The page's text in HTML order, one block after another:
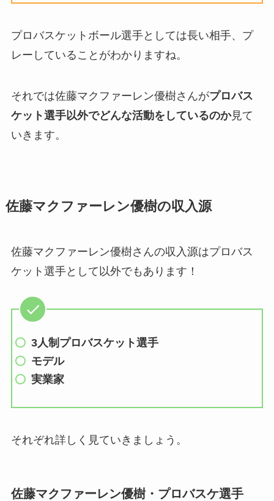
プロバスケットボール選手としては長い相手、プ
レーしていることがわかりますね。
それでは佐藤マクファーレン優樹さんがプロバス
ケット選手以外でどんな活動をしているのか見て
いきます。
佐藤マクファーレン優樹の収入源
佐藤マクファーレン優樹さんの収入源はプロバス
ケット選手として以外でもあります！
3人制プロバスケット選手
モデル
実業家
それぞれ詳しく見ていきましょう。
佐藤マクファーレン優樹・プロバスケ選手